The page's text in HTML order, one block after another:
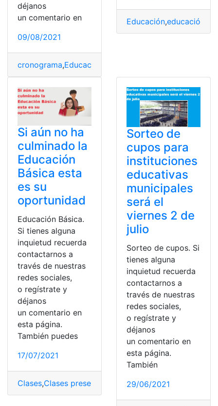
déjanos
un comentario en
09/08/2021
cronograma,Educación
Educación,educación a
Si aún no ha
culminado la
Educación
Básica esta
es su
oportunidad
Educación Básica.
Si tienes alguna
inquietud recuerda
contactarnos a
través de nuestras
redes sociales,
o regístrate y
déjanos
un comentario en
esta página.
También puedes
17/07/2021
Clases,Clases presenciales Clases vituales
Sorteo de
cupos para
instituciones
educativas
municipales
será el
viernes 2 de
julio
Sorteo de cupos. Si
tienes alguna
inquietud recuerda
contactarnos a
través de nuestras
redes sociales,
o regístrate y
déjanos
un comentario en
esta página.
También
29/06/2021